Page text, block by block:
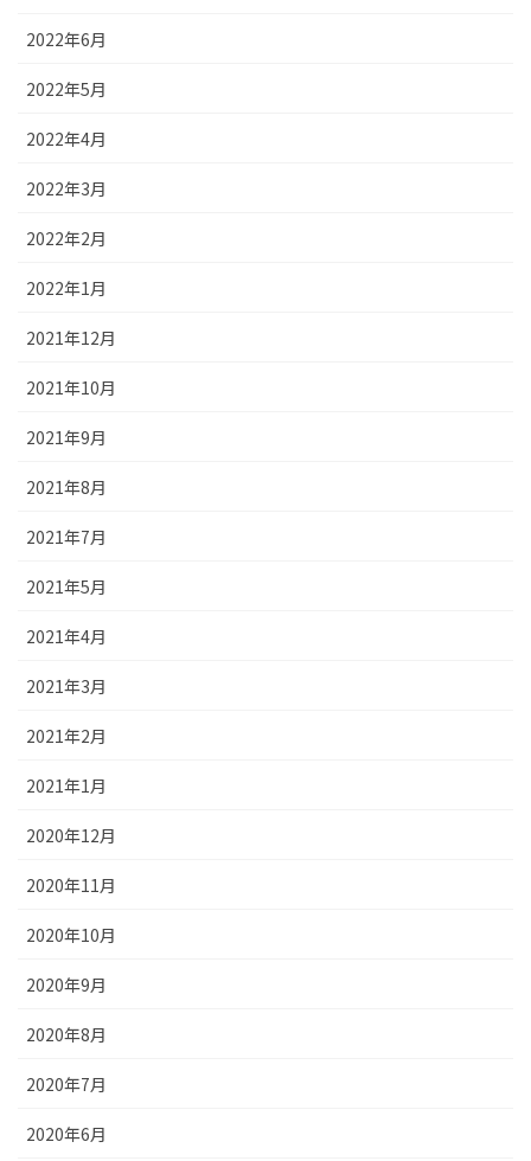
2022年6月
2022年5月
2022年4月
2022年3月
2022年2月
2022年1月
2021年12月
2021年10月
2021年9月
2021年8月
2021年7月
2021年5月
2021年4月
2021年3月
2021年2月
2021年1月
2020年12月
2020年11月
2020年10月
2020年9月
2020年8月
2020年7月
2020年6月